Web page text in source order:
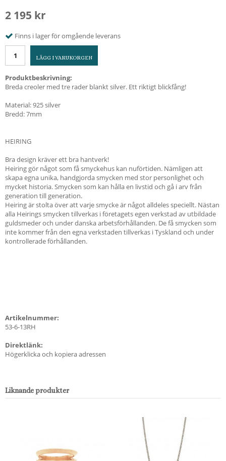
2 195 kr
Finns i lager för omgående leverans
LÄGG I VARUKORGEN
Produktbeskrivning:
Breda creoler med tre rader blankt silver. Ett riktigt blickfång!
Material: 925 silver
Bredd: 7mm
HEIRING
Bra design kräver ett bra hantverk!
Heiring gör något som få smyckehus kan nuförtiden. Nämligen att
skapa egna unika, handgjorda smycken med stor personlighet och
mycket historia. Smycken som kan hålla en livstid och gå i arv från
generation till generation.
Heiring är stolta över att varje smycke är något alldeles speciellt. Nästan
alla Heirings smycken tillverkas i företagets egen verkstad av utbildade
guldsmeder och under danska arbetsförhållanden. De få smycken som
inte kommer från den egna verkstaden tillverkas i Tyskland och under
kontrollerade förhållanden.
Artikelnummer:
53-6-13RH
Direktlänk:
Högerklicka och kopiera adressen
Liknande produkter